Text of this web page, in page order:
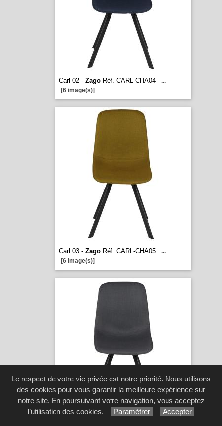
Carl 02 - ZagoRéf. CARL-CHA04
...
[6 image(s)]
Carl 03 - ZagoRéf. CARL-CHA05
...
[6 image(s)]
Le respect de votre vie privée est notre priorité. Nous utilisons
des cookies pour vous garantir la meilleure expérience sur
notre site. En poursuivant votre navigation, vous acceptez
l’utilisation des cookies.
Paramétrer Accepter